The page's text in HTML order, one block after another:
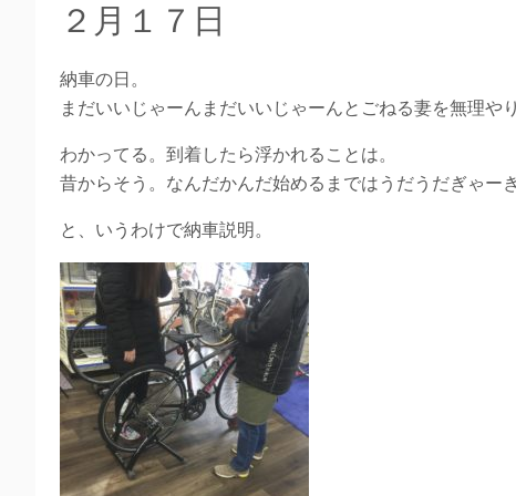
２月１７日
納車の日。
まだいいじゃーんまだいいじゃーんとごねる妻を無理や
わかってる。到着したら浮かれることは。
昔からそう。なんだかんだ始めるまではうだうだぎゃー
と、いうわけで納車説明。